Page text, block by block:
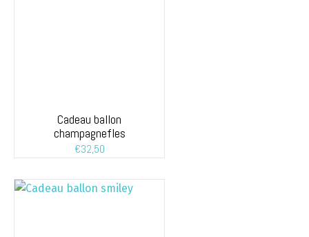
Cadeau ballon
champagnefles
€32,50